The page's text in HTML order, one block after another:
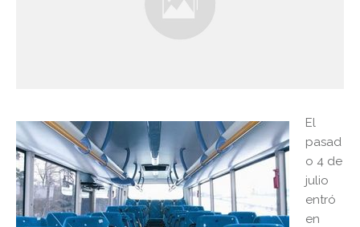
El
pasad
o 4 de
julio
entró
en